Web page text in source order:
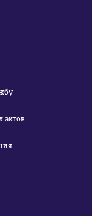
актов